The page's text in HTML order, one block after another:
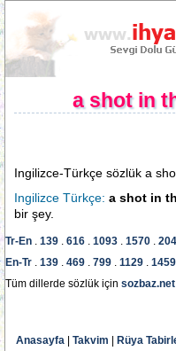
a shot in
Ingilizce-Türkçe sözlük a
Ingilizce Türkçe: a shot in
bir şey.
Tr-En . 139 . 616 . 1093 . 1570 .
En-Tr . 139 . 469 . 799 . 1129 . 1459
Tüm dillerde sözlük için sozbaz.net
Anasayfa Takvim Rüya